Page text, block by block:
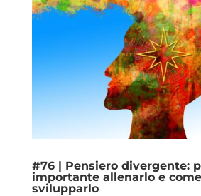
#76 | Pensiero divergente:
importante allenarlo e
svilupparlo